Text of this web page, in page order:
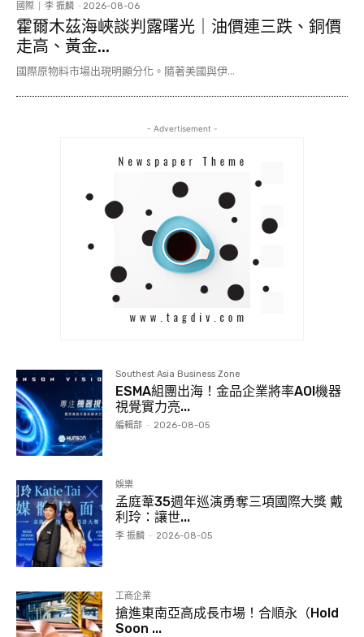
國際 李 振麟 - 2026-08-06
霍爾木茲海峽談判露曙光｜油價連三跌、銅價
走高、黃金...
國際原物料市場出現明顯分化。隨著美國與伊...
- Advertisement -
Southest Asia Business Zone
ESMA組團出海！金品企業將率AOI機器
視覺實力亮...
編輯部 - 2026-08-05
娛樂
孟庭葦35週年巡演勇奪三項國際大獎 戴
利玲：讓世...
李 振麟 - 2026-08-05
工商企業
搶進東南亞高成長市場！合順永（Hold
Soon ...